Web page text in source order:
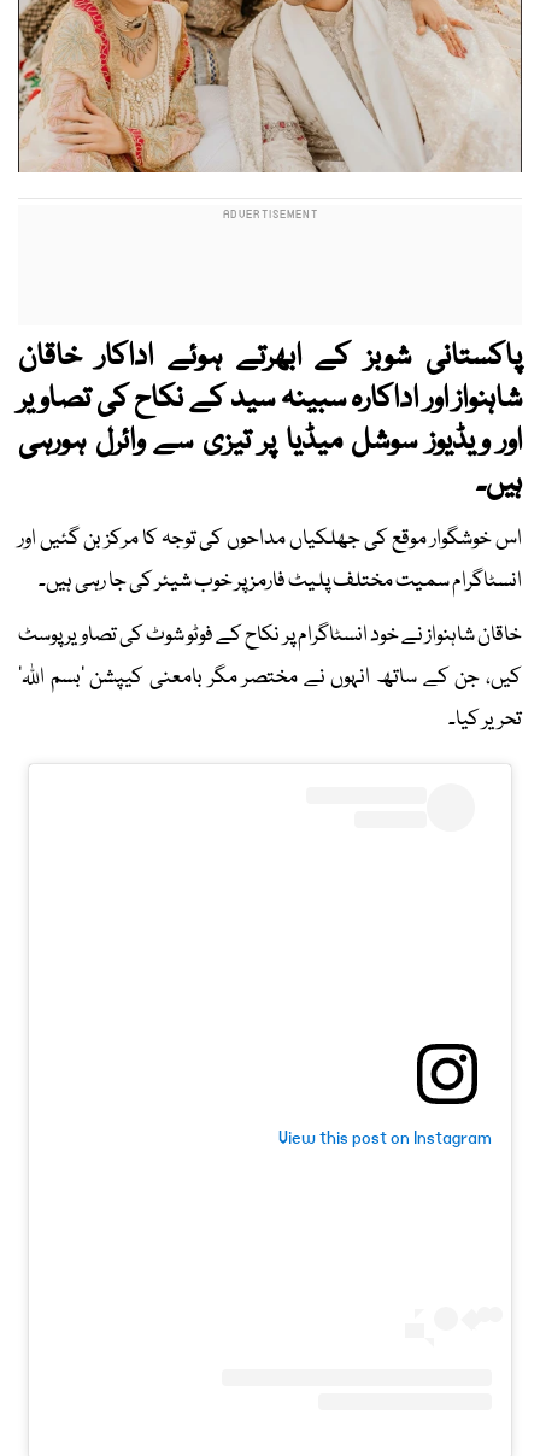
پاکستانی شوبز کے ابھرتے ہوئے اداکار خاقان
شاہنواز اور اداکارہ سبینہ سید کے نکاح کی تصاویر
اور ویڈیوز سوشل میڈیا پر تیزی سے وائرل ہورہی
ہیں۔
اس خوشگوار موقع کی جھلکیاں مداحوں کی توجہ کا مرکز بن گئیں اور
انسٹاگرام سمیت مختلف پلیٹ فارمز پر خوب شیئر کی جا رہی ہیں۔
خاقان شاہنواز نے خود انسٹاگرام پر نکاح کے فوٹو شوٹ کی تصاویر پوسٹ
کیں، جن کے ساتھ انہوں نے مختصر مگر بامعنی کیپشن ’بسم اللہ‘
تحریر کیا۔
View this post on Instagram